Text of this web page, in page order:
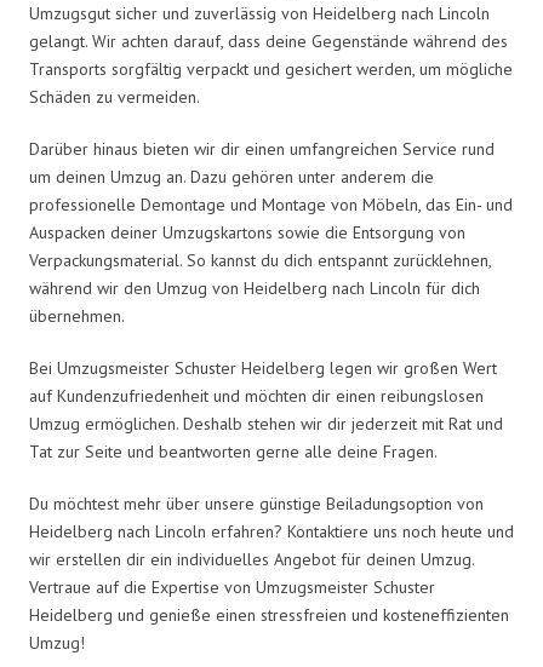
Umzugsgut sicher und zuverlässig von Heidelberg nach Lincoln
gelangt. Wir achten darauf, dass deine Gegenstände während des
Transports sorgfältig verpackt und gesichert werden, um mögliche
Schäden zu vermeiden.
Darüber hinaus bieten wir dir einen umfangreichen Service rund
um deinen Umzug an. Dazu gehören unter anderem die
professionelle Demontage und Montage von Möbeln, das Ein- und
Auspacken deiner Umzugskartons sowie die Entsorgung von
Verpackungsmaterial. So kannst du dich entspannt zurücklehnen,
während wir den Umzug von Heidelberg nach Lincoln für dich
übernehmen.
Bei Umzugsmeister Schuster Heidelberg legen wir großen Wert
auf Kundenzufriedenheit und möchten dir einen reibungslosen
Umzug ermöglichen. Deshalb stehen wir dir jederzeit mit Rat und
Tat zur Seite und beantworten gerne alle deine Fragen.
Du möchtest mehr über unsere günstige Beiladungsoption von
Heidelberg nach Lincoln erfahren? Kontaktiere uns noch heute und
wir erstellen dir ein individuelles Angebot für deinen Umzug.
Vertraue auf die Expertise von Umzugsmeister Schuster
Heidelberg und genieße einen stressfreien und kosteneffizienten
Umzug!